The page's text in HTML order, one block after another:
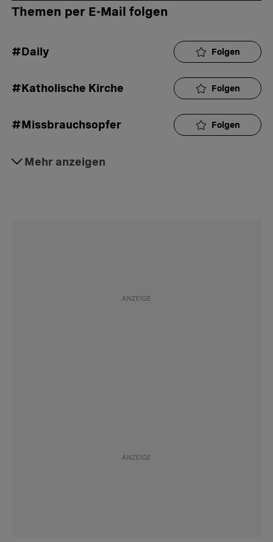
Themen per E-Mail folgen
#Daily Folgen
#Katholische Kirche Folgen
#Missbrauchsopfer Folgen
Mehr anzeigen
#Bischof